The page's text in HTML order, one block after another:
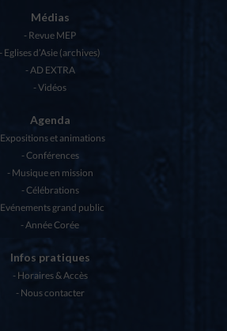
Médias
Revue MEP
Eglises d’Asie (archives)
AD EXTRA
Vidéos
Agenda
Expositions et animations
Conférences
Musique en mission
Célébrations
Evénements grand public
Année Corée
Infos pratiques
Horaires & Accès
Nous contacter